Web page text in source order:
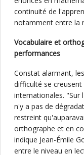
continuité de
notamment entre la
Vocabulaire et
performances
Constat alarmant,
difficulté se
internationales. "Sur
n'y a pas de
restreint
orthographe et en
indique Jean-Émile
entre le niveau en